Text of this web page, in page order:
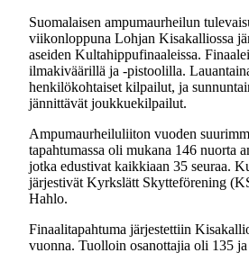
Suomalaisen ampumaurheilun
viikonloppuna Lohjan Kisakalliossa
aseiden Kultahippufinaaleissa.
ilmakiväärillä ja -pistoolilla.
henkilökohtaiset kilpailut, ja
jännittävät joukkuekilpailut.
Ampumaurheiluliiton vuoden
tapahtumassa oli mukana 146 nuorta
jotka edustivat kaikkiaan 35 seuraa.
järjestivät Kyrkslätt Skytteförening
Hahlo.
Finaalitapahtuma järjestettiin
vuonna. Tuolloin osanottajia oli 135